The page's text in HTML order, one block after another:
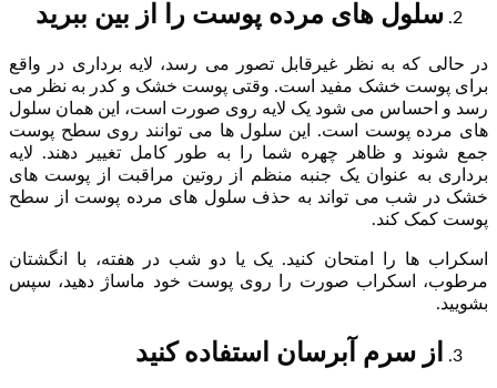
سلول های مرده پوست را از بین ببرید
در حالی که به نظر غیرقابل تصور می رسد، لایه برداری در واقع
برای پوست خشک مفید است. وقتی پوست خشک و کدر به نظر می
رسد و احساس می شود یک لایه روی صورت است، این همان سلول
های مرده پوست است. این سلول ها می توانند روی سطح پوست
جمع شوند و ظاهر چهره شما را به طور کامل تغییر دهند. لایه
برداری به عنوان یک جنبه منظم از روتین مراقبت از پوست های
خشک در شب می تواند به حذف سلول های مرده پوست از سطح
پوست کمک کند.
اسکراب ها را امتحان کنید. یک یا دو شب در هفته، با انگشتان
مرطوب، اسکراب صورت را روی پوست خود ماساژ دهید، سپس
بشویید.
از سرم آبرسان استفاده کنید